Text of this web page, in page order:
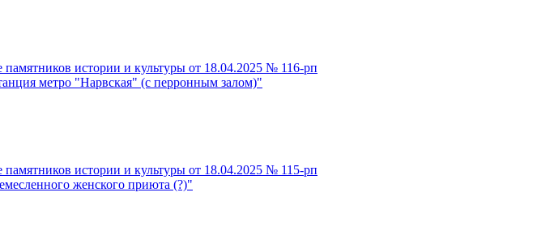
истории и культуры от 18.04.2025 № 116-рп
метро "Нарвская" (с перронным залом)"
истории и культуры от 18.04.2025 № 115-рп
женского приюта (?)"